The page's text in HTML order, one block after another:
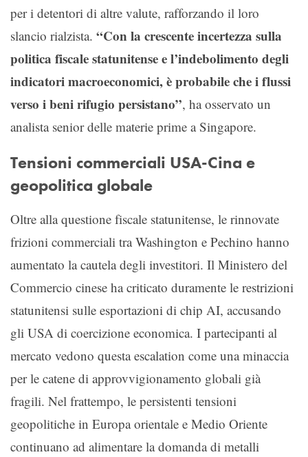
per i detentori di altre valute, rafforzando il loro
slancio rialzista. “Con la crescente incertezza sulla
politica fiscale statunitense e l’indebolimento degli
indicatori macroeconomici, è probabile che i flussi
verso i beni rifugio persistano”, ha osservato un
analista senior delle materie prime a Singapore.
Tensioni commerciali USA-Cina e
geopolitica globale
Oltre alla questione fiscale statunitense, le rinnovate
frizioni commerciali tra Washington e Pechino hanno
aumentato la cautela degli investitori. Il Ministero del
Commercio cinese ha criticato duramente le restrizioni
statunitensi sulle esportazioni di chip AI, accusando
gli USA di coercizione economica. I partecipanti al
mercato vedono questa escalation come una minaccia
per le catene di approvvigionamento globali già
fragili. Nel frattempo, le persistenti tensioni
geopolitiche in Europa orientale e Medio Oriente
continuano ad alimentare la domanda di metalli